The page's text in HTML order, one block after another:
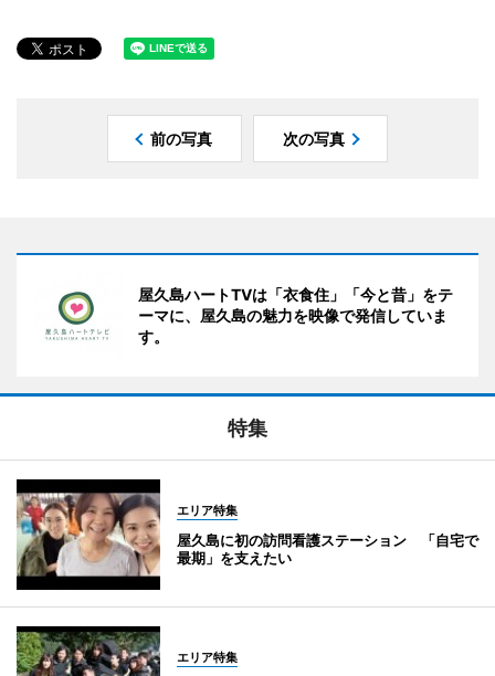
前の写真 次の写真
屋久島ハートTVは「衣食住」「今と昔」をテ
ーマに、屋久島の魅力を映像で発信していま
す。
特集
エリア特集
屋久島に初の訪問看護ステーション 「自宅で
最期」を支えたい
エリア特集